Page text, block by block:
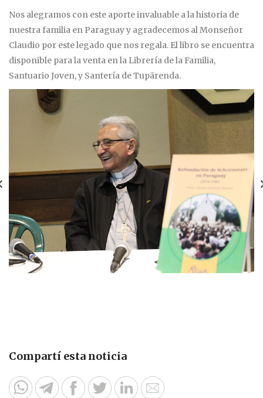
Nos alegramos con este aporte invaluable a la historia de
nuestra familia en Paraguay y agradecemos al Monseñor
Claudio por este legado que nos regala. El libro se encuentra
disponible para la venta en la Librería de la Familia,
Santuario Joven, y Santería de Tupãrenda.
Compartí esta noticia